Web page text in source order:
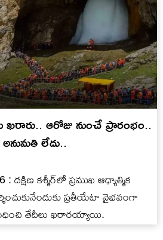
ఆరోజు నుంచే ప్రారంభం..
లేదు..
దక్షిణ కశ్మీర్‌లో ప్రముఖ ఆధ్యాత్మిక
ప్రతీయేటా వైభవంగా
తేదీలు ఖరారయ్యాయి.